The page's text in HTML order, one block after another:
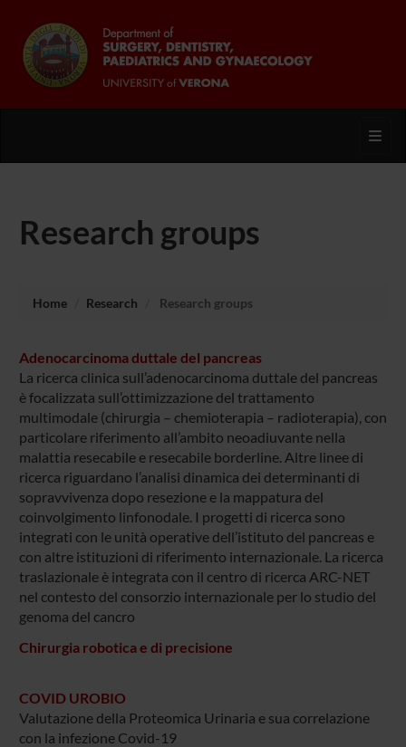
Research groups
Home Research Research groups
Adenocarcinoma duttale del pancreas
La ricerca clinica sull’adenocarcinoma duttale del pancreas
è focalizzata sull’ottimizzazione del trattamento
multimodale (chirurgia – chemioterapia – radioterapia), con
particolare riferimento all’ambito neoadiuvante nella
malattia resecabile e resecabile borderline. Altre linee di
ricerca riguardano l’analisi dinamica dei determinanti di
sopravvivenza dopo resezione e la mappatura del
coinvolgimento linfonodale. I progetti di ricerca sono
integrati con le unità operative dell’istituto del pancreas e
con altre istituzioni di riferimento internazionale. La ricerca
traslazionale è integrata con il centro di ricerca ARC-NET
nel contesto del consorzio internazionale per lo studio del
genoma del cancro
Chirurgia robotica e di precisione
COVID UROBIO
Valutazione della Proteomica Urinaria e sua correlazione
con la infezione Covid-19